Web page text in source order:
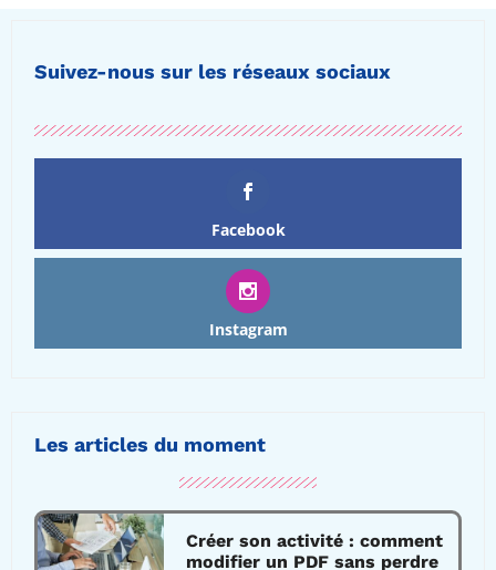
Suivez-nous sur les réseaux sociaux
Facebook
Instagram
Les articles du moment
Créer son activité : comment
modifier un PDF sans perdre